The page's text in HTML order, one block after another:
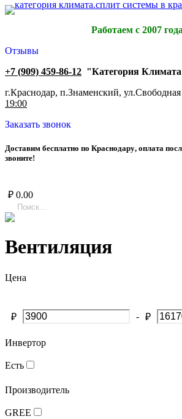
Работаем с 2007 года
Отзывы
+7 (909) 459-86-12 "Категория
г.Краснодар, п.Знаменский,
19:00
Заказать звонок
Доставим бесплатно по Краснодару, оплата посл
звоните!
₽ 0.00
Вентиляция
Цена
₽ - ₽
Инвертор
Есть
Производитель
GREE